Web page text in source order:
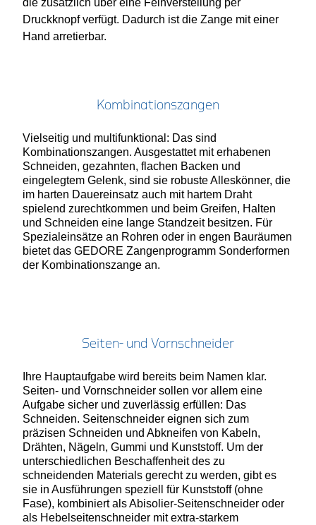
die zusätzlich über eine Feinverstellung per
Druckknopf verfügt. Dadurch ist die Zange mit einer
Hand arretierbar.
Kombinationszangen
Vielseitig und multifunktional: Das sind
Kombinationszangen. Ausgestattet mit erhabenen
Schneiden, gezahnten, flachen Backen und
eingelegtem Gelenk, sind sie robuste Alleskönner, die
im harten Dauereinsatz auch mit hartem Draht
spielend zurechtkommen und beim Greifen, Halten
und Schneiden eine lange Standzeit besitzen. Für
Spezialeinsätze an Rohren oder in engen Bauräumen
bietet das GEDORE Zangenprogramm Sonderformen
der Kombinationszange an.
Seiten- und Vornschneider
Ihre Hauptaufgabe wird bereits beim Namen klar.
Seiten- und Vornschneider sollen vor allem eine
Aufgabe sicher und zuverlässig erfüllen: Das
Schneiden. Seitenschneider eignen sich zum
präzisen Schneiden und Abkneifen von Kabeln,
Drähten, Nägeln, Gummi und Kunststoff. Um der
unterschiedlichen Beschaffenheit des zu
schneidenden Materials gerecht zu werden, gibt es
sie in Ausführungen speziell für Kunststoff (ohne
Fase), kombiniert als Abisolier-Seitenschneider oder
als Hebelseitenschneider mit extra-starkem